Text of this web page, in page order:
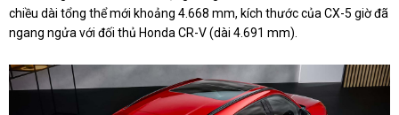
chiều dài tổng thể mới khoảng 4.668 mm, kích thước của CX-5 giờ đã
ngang ngửa với đối thủ Honda CR-V (dài 4.691 mm).